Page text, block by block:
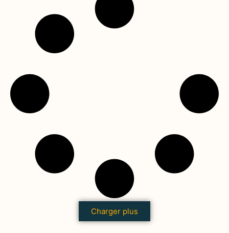
Charger plus